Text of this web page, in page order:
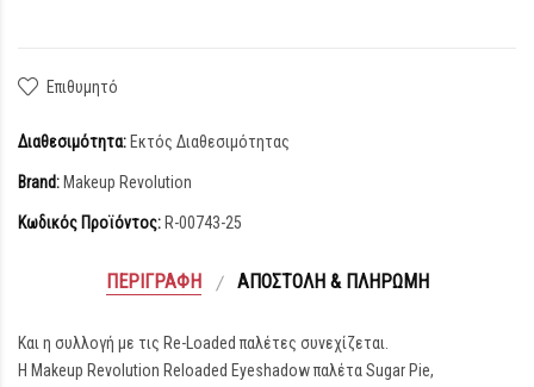
Επιθυμητό
Διαθεσιμότητα: Εκτός Διαθεσιμότητας
Brand: Makeup Revolution
Κωδικός Προϊόντος: R-00743-25
ΠΕΡΙΓΡΑΦΉ ΑΠΟΣΤΟΛΉ & ΠΛΗΡΩΜΉ
Και η συλλογή με τις Re-Loaded παλέτες συνεχίζεται.
Η Makeup Revolution Reloaded Eyeshadow παλέτα Sugar Pie,